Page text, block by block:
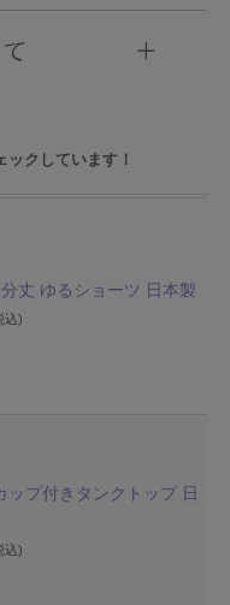
クしています！
丈 ゆるショーツ 日本製
込)
ップ付きタンクトップ 日
込)